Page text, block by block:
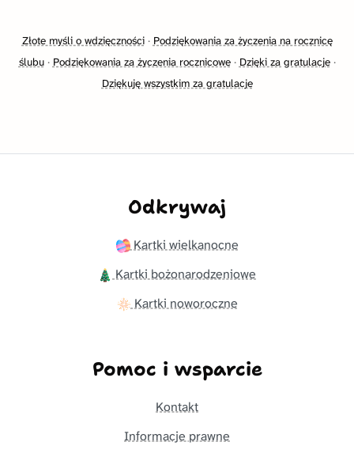
Złote myśli o wdzięczności· Podziękowania za życzenia na rocznicę
ślubu· Podziękowania za życzenia rocznicowe· Dzięki za gratulacje·
Dziękuję wszystkim za gratulacje
Odkrywaj
Kartki wielkanocne
Kartki bożonarodzeniowe
Kartki noworoczne
Pomoc i wsparcie
Kontakt
Informacje prawne